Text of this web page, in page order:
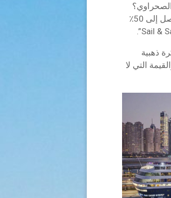
أسقطت شركة Celestyal Cruises للتو صفقة مذهلة ، مع توفير يصل إلى 50٪
ومارس 2027 ، وهو تذكرة ذهبية
التي لا